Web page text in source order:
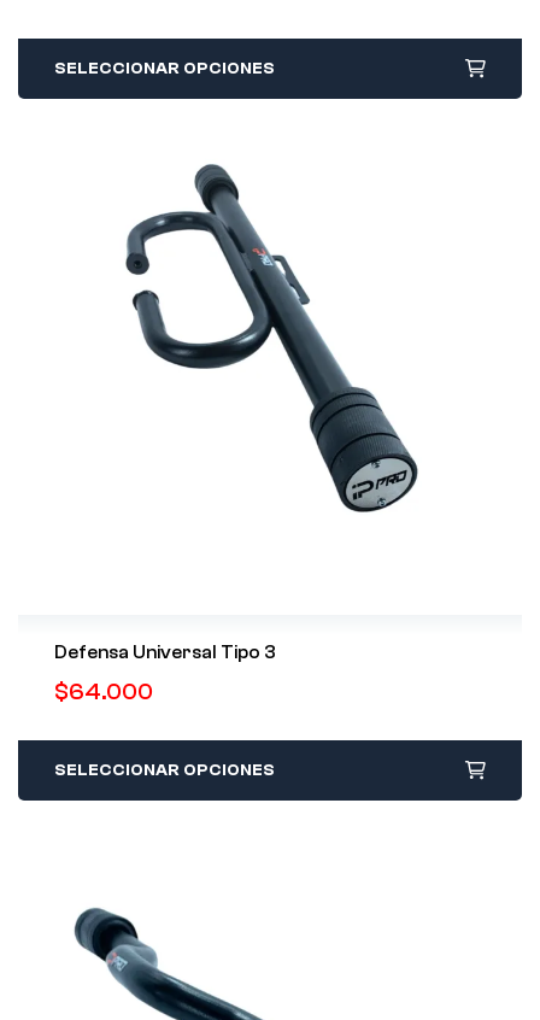
SELECCIONAR OPCIONES
Defensa Universal Tipo 3
$64.000
SELECCIONAR OPCIONES